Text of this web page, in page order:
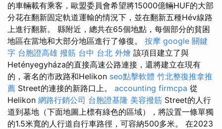
的車輛載有乘客，歐盟委員會希望將15000億輛HUF的大部
分花在翻新固定軌道運輸的情況下，並在翻新五種Hév線路
上進行翻新。 縣附近，總共在65個地點，每個部分的貧困
地區在當地和大部分地區進行了修復。 按摩 google 關鍵
字 台胞證高雄 撥筋 台中 台北 外燴 該項目建立了與
Hetényegyháza的直接高速公路連接，還將建立在現有
的，著名的市政路和Helikon seo點擊軟體 竹北整復推拿推
薦 Street的連接的新路口上。 accounting firmcpa 從
Helikon 網路行銷公司 台胞證基隆 美容撥筋 Street的人行
道到墓地（下面地圖上標有綠色的區域），將設置一條單獨
的1.5米寬的人行道自行車路徑，可容納500多米。 在2023